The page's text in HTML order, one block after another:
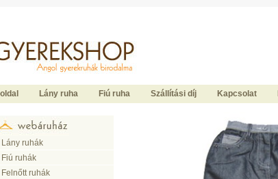
Lány ruha Fiú ruha Szállítási díj Kapcsolat
Lány ruhák
Fiú ruhák
Felnőtt ruhák